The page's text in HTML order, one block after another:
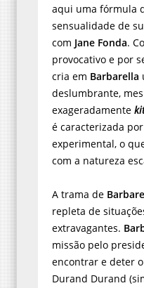
aqui uma fórmula
sensualidade de
com Jane Fonda.
provocativo e por
cria em Barbarella
deslumbrante,
exageradamente
é caracterizada
experimental, o
com a natureza
A trama de
repleta de
extravagantes.
missão pelo
encontrar e deter
Durand Durand